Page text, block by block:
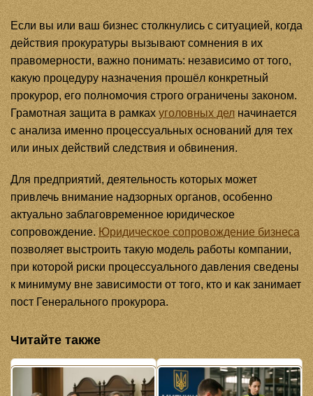
Если вы или ваш бизнес столкнулись с ситуацией, когда
действия прокуратуры вызывают сомнения в их
правомерности, важно понимать: независимо от того,
какую процедуру назначения прошёл конкретный
прокурор, его полномочия строго ограничены законом.
Грамотная защита в рамках уголовных делначинается
с анализа именно процессуальных оснований для тех
или иных действий следствия и обвинения.
Для предприятий, деятельность которых может
привлечь внимание надзорных органов, особенно
актуально заблаговременное юридическое
сопровождение.Юридическое сопровождение бизнеса
позволяет выстроить такую модель работы компании,
при которой риски процессуального давления сведены
к минимуму вне зависимости от того, кто и как занимает
пост Генерального прокурора.
Читайте также